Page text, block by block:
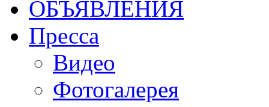
ОБЪЯВЛЕНИЯ
Пресса
Видео
Фотогалерея